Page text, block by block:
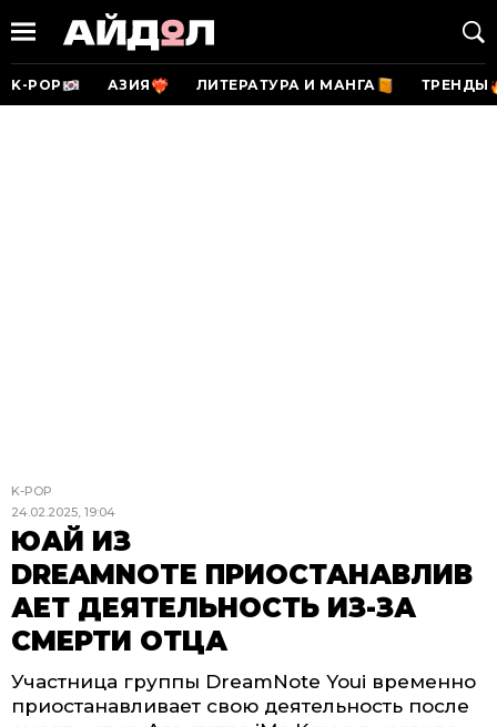
K-POP АЗИЯ ЛИТЕРАТУРА И МАНГА ТРЕНДЫ
K-POP
24.02.2025, 19:04
ЮАЙ ИЗ
DREAMNOTE ПРИОСТАНАВЛИВ
АЕТ ДЕЯТЕЛЬНОСТЬ ИЗ-ЗА
СМЕРТИ ОТЦА
Участница группы DreamNote Youi временно
приостанавливает свою деятельность после